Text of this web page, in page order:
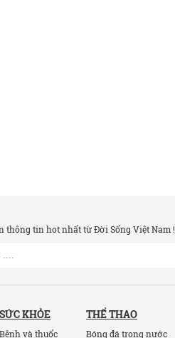
thông tin hot nhất từ Đời Sống Việt Nam !
SỨC KHỎE
Bệnh và thuốc
THỂ THAO
Bóng đá trong nước